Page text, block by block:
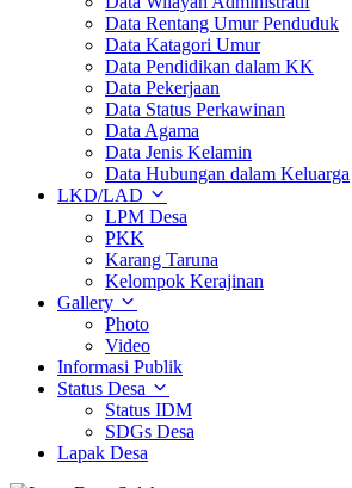
Data Rentang Umur Penduduk
Data Katagori Umur
Data Pendidikan dalam KK
Data Pekerjaan
Data Status Perkawinan
Data Agama
Data Jenis Kelamin
Data Hubungan dalam Keluarga
LKD/LAD
LPM Desa
PKK
Karang Taruna
Kelompok Kerajinan
Gallery
Photo
Video
Informasi Publik
Status Desa
Status IDM
SDGs Desa
Lapak Desa